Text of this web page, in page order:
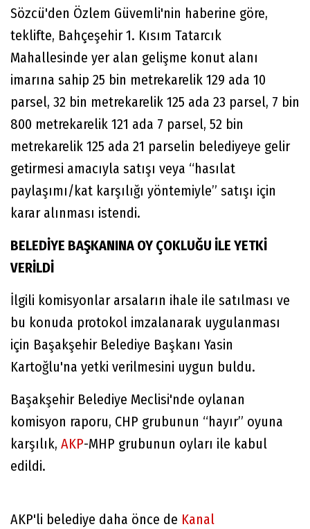
Sözcü'den Özlem Güvemli'nin haberine göre,
teklifte, Bahçeşehir 1. Kısım Tatarcık
Mahallesinde yer alan gelişme konut alanı
imarına sahip 25 bin metrekarelik 129 ada 10
parsel, 32 bin metrekarelik 125 ada 23 parsel, 7 bin
800 metrekarelik 121 ada 7 parsel, 52 bin
metrekarelik 125 ada 21 parselin belediyeye gelir
getirmesi amacıyla satışı veya “hasılat
paylaşımı/kat karşılığı yöntemiyle” satışı için
karar alınması istendi.
BELEDİYE BAŞKANINA OY ÇOKLUĞU İLE YETKİ
VERİLDİ
İlgili komisyonlar arsaların ihale ile satılması ve
bu konuda protokol imzalanarak uygulanması
için Başakşehir Belediye Başkanı Yasin
Kartoğlu'na yetki verilmesini uygun buldu.
Başakşehir Belediye Meclisi'nde oylanan
komisyon raporu, CHP grubunun “hayır” oyuna
karşılık, AKP-MHP grubunun oyları ile kabul
edildi.
AKP'li belediye daha önce de Kanal